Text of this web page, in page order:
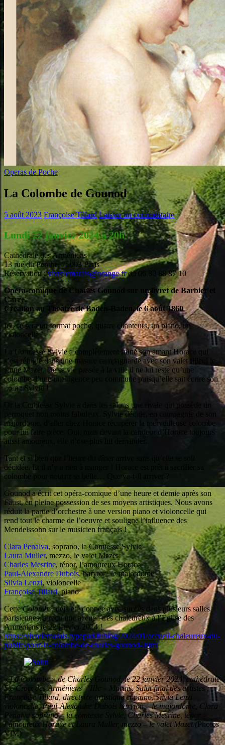
Operas de Poche
La Colombe de Gounod
5 août 2023 Françoise Tillard Laisser un commentaire
Lundi 22 janvier 2024 à 20h
Cathédrale des Arméniens
13 rue du Perche, 75003 Paris
Réservation :vivrelemarais@orange.frou 06 80 88 87 10
Opéra-comique de Charles Gounod sur un livret de Barbier et
Carré.
Création au Théâtre de Baden-Baden, le 6 août 1860
Ici, ce sera un format poche, quatre chanteurs, un piano, un
violoncelle !
La Comtesse Sylvie a complètement ruiné son amant Horace qui
s’est réfugié dans une masure campagnarde avec son valet filleul le
jeune Mazet. De sa vie passée à la ville il ne lui reste qu’une
colombe d’une intelligence peu commune puisqu’elle sait écrire son
nom : Sylvie !
Or la Comtesse Sylvie a dans les salons une rivale qui possède un
perroquet non moins fabuleux. Sylvie décide, en compagnie de son
majordome, d’aller chez Horace récupérer la merveilleuse colombe
pour lui faire pièce. Oui, mais devant la candeur d’Horace toujours
aussi amoureux, elle n’ose plus lui demander.
Tant et si bien que l’heure du dîner arrive sans qu’elle se soit
décidée. Et il n’y a rien à manger ! Horace est prêt à sacrifier sa
colombe pour nourrir sa belle… Que va-t-il arriver ?
Gounod a écrit cet opéra-comique d’une heure et demie après son
Faust, en pleine possession de ses moyens artistiques. Nous avons
réduit la partie d’orchestre à une version piano et violoncelle qui
rend tout le charme de l’oeuvre et souligne l’influence des
Mendelssohn sur le musicien français !
Clara Penalva, soprano, la Comtesse Sylvie
Laura Muller, mezzo, le valet Mazet
Charles Mesrine, ténor, l’amoureux Horace
Paul-Alexandre Dubois, baryton, le majordome
Silvia Lenzi, violoncelle
Françoise Tillard, piano
CetteColombe, déjà été donnée avec succès dans plusieurs salles
parisiennes, a reçu une accueil très chaleureux à l’Église des
Arméniens le 22 janvier 2024 !
https://vivrelemarais.typepad.fr/blog/2024/01/accueil-chaleureux-du-
public-pour-la-colombe-de-charles-gounod-.html
« La Colombe » de Charles Gounod, le 22 janvier 2024, cathédrale
Ste Croix des Arméniens – IIIe – Marais. Salut final des artistes :
Françoise Tillard, directrice artistique et piano, Silvia Lenzi
violoncelle, Paul-Alexandre Dubois baryton – le majordome, Clara
Penalva soprano – la comtesse Sylvie, Charles Mesrine, ténor –
l’amoureux Horace et Laura Muller, mezzo – le valet Mazet (Photos
VlM)